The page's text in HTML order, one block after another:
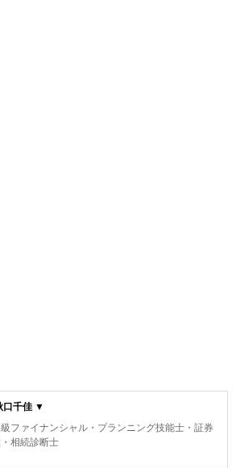
口千佳 ▼
ファイナンシャル・プランニング技能士・証券
相続診断士